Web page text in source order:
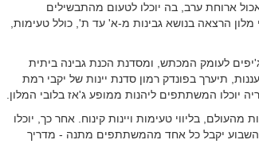
ארוחת ערב, בה יוכלו לטעום מהתבשילים
הרצאה בנושא גבינות מ-א' עד ת', כולל טעימות,
לעומק המכתש, ומסדנת הכנת גבינה ביתית
תיערך בפונדק רמון סדנת יינות של יקבי רמת
יוכלו המשתתפים ליהנות ממופע ג'אז בלובי המלון.
בליווי טעימות ויינות קינוח. אחר כך, יוכלו
יקבל כל אחד מהמשתתפים מתנה - מדריך